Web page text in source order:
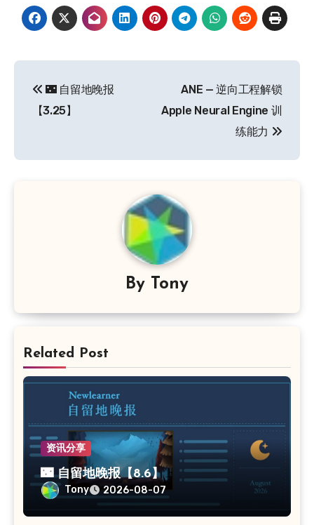
航
🌃 自留地晚报
【3.25】
ANE — 逆向工程解锁
Apple Neural Engine 训
练能力
By Tony
Related Post
资讯分享
🌃 自留地晚报【8.6】
Tony 2026-08-07